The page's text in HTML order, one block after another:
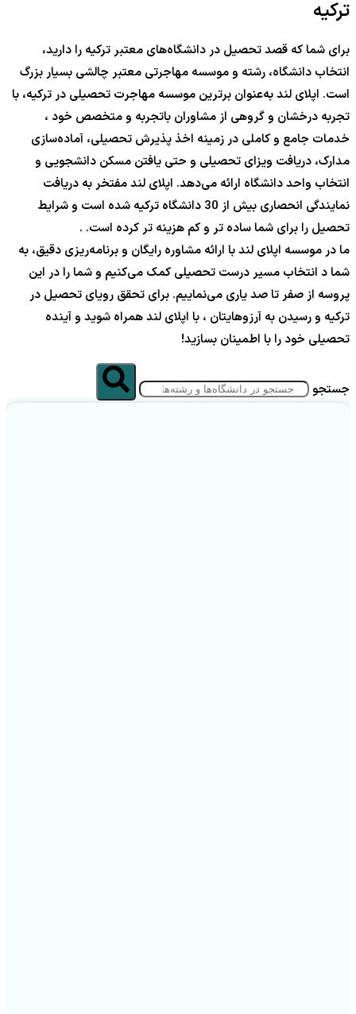
ترکیه
برای شما که قصد تحصیل در دانشگاه‌های معتبر ترکیه را دارید،
انتخاب دانشگاه، رشته و موسسه مهاجرتی معتبر چالشی بسیار بزرگ
است. اپلای لند به‌عنوان برترین موسسه مهاجرت تحصیلی در ترکیه، با
تجربه درخشان و گروهی از مشاوران باتجربه و متخصص خود ،
خدمات جامع و کاملی در زمینه اخذ پذیرش تحصیلی، آماده‌سازی
مدارک، دریافت ویزای تحصیلی و حتی یافتن مسکن دانشجویی و
انتخاب واحد دانشگاه ارائه می‌دهد. اپلای لند مفتخر به دریافت
نمایندگی انحصاری بیش از 30 دانشگاه ترکیه شده است و شرایط
تحصیل را برای شما ساده تر و کم هزینه تر کرده است. .
ما در موسسه اپلای لند با ارائه مشاوره رایگان و برنامه‌ریزی دقیق، به
شما د انتخاب مسیر درست تحصیلی کمک می‌کنیم و شما را در این
پروسه از صفر تا صد یاری می‌نماییم. برای تحقق رویای تحصیل در
ترکیه و رسیدن به آرزوهایتان ، با اپلای لند همراه شوید و آینده
تحصیلی خود را با اطمینان بسازید!
جستجو